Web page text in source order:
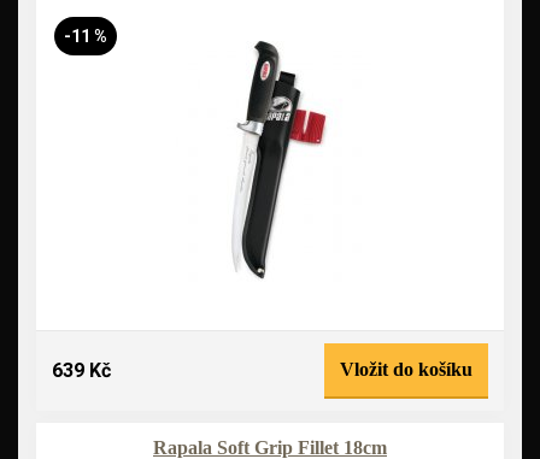
-11 %
639 Kč Vložit do košíku
Rapala Soft Grip Fillet 18cm